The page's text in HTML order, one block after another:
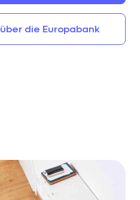
über die Europabank